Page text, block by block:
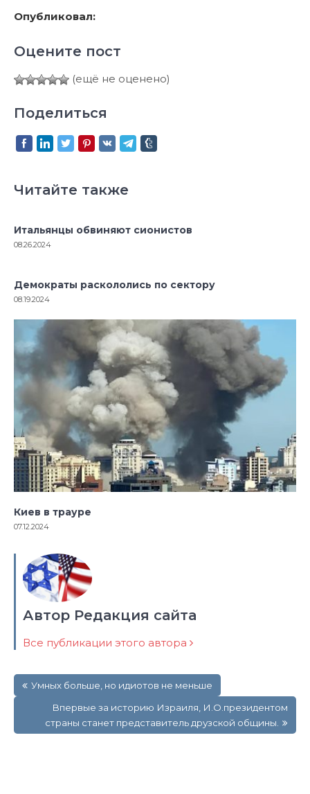
Опубликовал:
Оцените пост
(ещё не оценено)
Поделиться
Читайте также
Итальянцы обвиняют сионистов
08.26.2024
Демократы раскололись по сектору
08.19.2024
Киев в трауре
07.12.2024
Автор Редакция сайта
Все публикации этого автора
по
записям
Умных больше, но идиотов не меньше
Впервые за историю Израиля, И.О.президентом
страны станет представитель друзской общины.